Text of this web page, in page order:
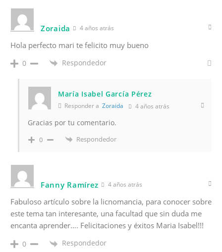
Zoraida 4 años atrás
Hola perfecto mari te felicito muy bueno
0 Respondedor
María Isabel García Pérez
Responder a Zoraida 4 años atrás
Gracias por tu comentario.
0 Respondedor
Fanny Ramírez 4 años atrás
Fabuloso artículo sobre la licnomancia, para conocer sobre
este tema tan interesante, una facultad que sin duda me
encanta aprender…. Felicitaciones y éxitos Maria Isabel!!!
0 Respondedor